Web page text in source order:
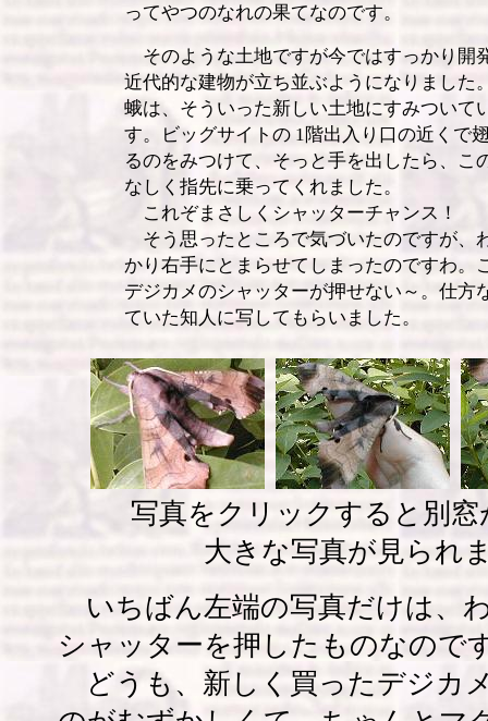
ってやつのなれの果てなのです。
そのような土地ですが今ではすっかり開
近代的な建物が立ち並ぶようになりました
蛾は、そういった新しい土地にすみついて
す。ビッグサイトの 1階出入り口の近くで
るのをみつけて、そっと手を出したら、こ
なしく指先に乗ってくれました。
これぞまさしくシャッターチャンス！
そう思ったところで気づいたのですが、
かり右手にとまらせてしまったのですわ。
デジカメのシャッターが押せない～。仕方
ていた知人に写してもらいました。
写真をクリックすると別窓
大きな写真が見られ
いちばん左端の写真だけは、
シャッターを押したものなので
どうも、新しく買ったデジカ